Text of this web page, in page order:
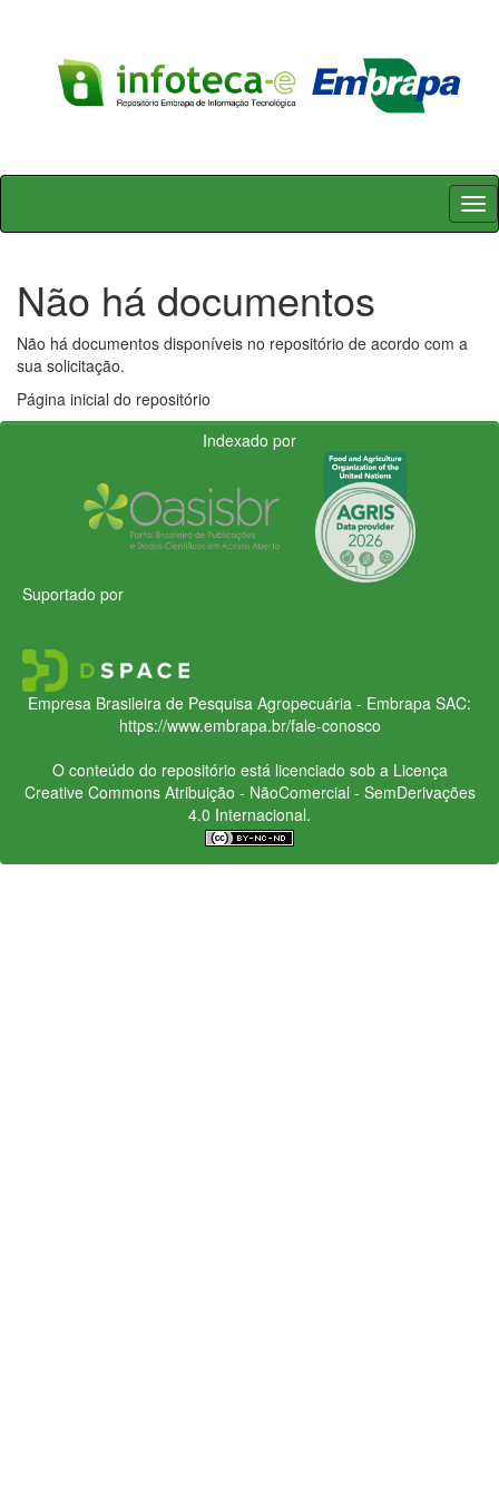
Skip
Não há documentos
Não há documentos disponíveis no repositório de acordo com a
sua solicitação.
Página inicial do repositório
Indexado por
Suportado por
Empresa Brasileira de Pesquisa Agropecuária - Embrapa SAC:
https://www.embrapa.br/fale-conosco
O conteúdo do repositório está licenciado sob a Licença
Creative CommonsAtribuição - NãoComercial - SemDerivações
4.0 Internacional.